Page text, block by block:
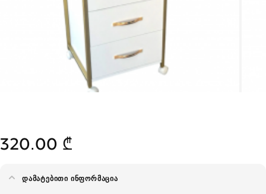
320.00 ₾
ᲓᲐᲛᲐᲢᲔᲑᲘᲗᲘ ᲘᲜᲤᲝᲠᲛᲐᲪᲘᲐ